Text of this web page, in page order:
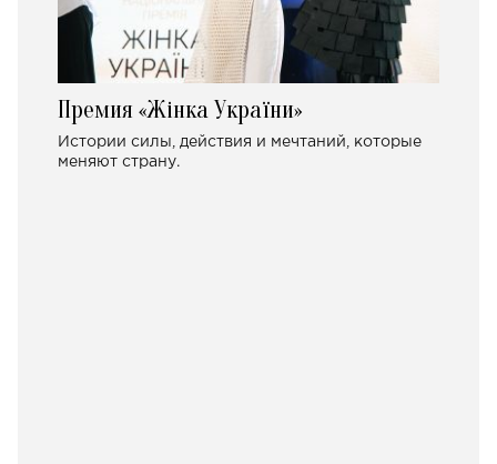
Премия «Жінка України»
Истории силы, действия и мечтаний, которые
меняют страну.